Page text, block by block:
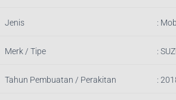
Jenis :
Merk / Tipe :
Tahun Pembuatan / Perakitan :